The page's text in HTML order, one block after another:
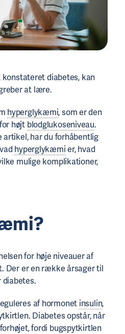
konstateret diabetes, kan
at lære.
hyperglykæmi, som er den
højt blodglukoseniveau.
har du forhåbentlig
hyperglykæmier, hvad
mulige komplikationer,
for høje niveauer af
Der er en række årsager til
diabetes.
af hormonet insulin,
Diabetes opstår, når
fordi bugspytkirtlen